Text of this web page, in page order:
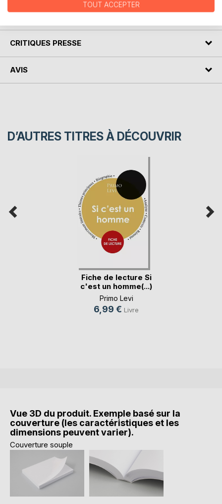
CRITIQUES PRESSE
AVIS
D’AUTRES TITRES À DÉCOUVRIR
Fiche de lecture Si
c'est un homme(...)
Primo Levi
6,99 € Livre
Vue 3D du produit. Exemple basé sur la
couverture (les caractéristiques et les
dimensions peuvent varier).
Couverture souple
TOUT ACCEPTER